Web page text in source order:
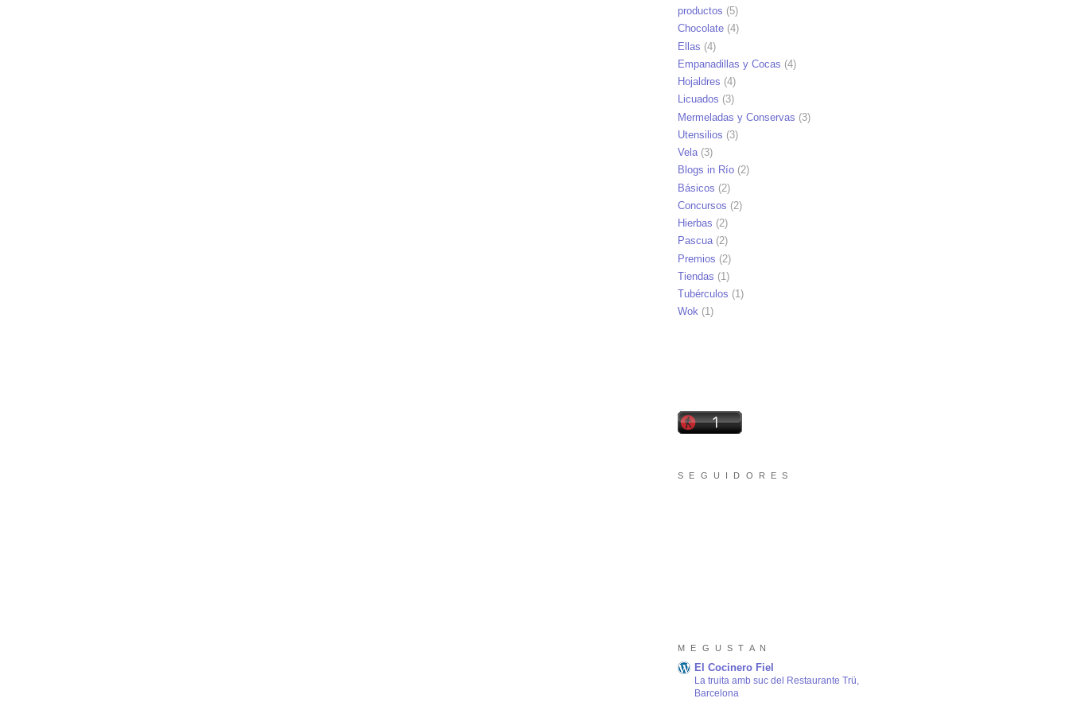
productos (5)
Chocolate (4)
Ellas (4)
Empanadillas y Cocas (4)
Hojaldres (4)
Licuados (3)
Mermeladas y Conservas (3)
Utensilios (3)
Vela(3)
Blogs in Río (2)
Básicos (2)
Concursos (2)
Hierbas (2)
Pascua(2)
Premios (2)
Tiendas (1)
Tubérculos (1)
Wok (1)
S E G U I D O R E S
M E G U S T A N
El Cocinero Fiel
La truita amb suc del Restaurante Trü,
Barcelona